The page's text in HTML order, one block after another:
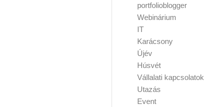
portfolioblogger
Webinárium
IT
Karácsony
Újév
Húsvét
Vállalati kapcsolatok
Utazás
Event